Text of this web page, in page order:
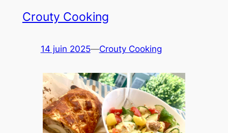
Crouty Cooking
14 juin 2025—Crouty Cooking